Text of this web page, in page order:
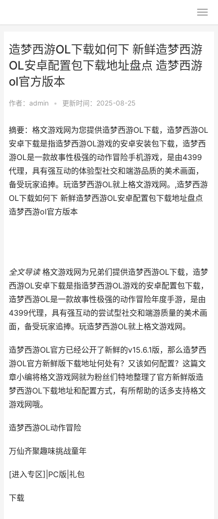
造梦西游OL下载如何下 新鲜造梦西游
OL安卓配置包下载地址盘点 造梦西游
ol官方版本
作者： admin • 更新时间：2025-08-25
摘要：格文游戏网为您提供造梦西游OL下载，造梦西游OL
安卓下载是指造梦西游OL游戏的安卓安装包下载，造梦西
游OL是一款故事性极强的动作冒险手机游戏，是由4399
代理，具有强互动的体验型社交和端游品质的美术画面，
备受玩家追捧。玩造梦西游OL就上格文游戏网。,造梦西游
OL下载如何下 新鲜造梦西游OL安卓配置包下载地址盘点
造梦西游ol官方版本
全文导读格文游戏网为兄弟们提供造梦西游OL下载，造梦
西游OL安卓下载是指造梦西游OL游戏的安卓配置包下载，
造梦西游OL是一款故事性极强的动作冒险年度手游，是由
4399代理，具有强互动的尝试型社交和端游质量的美术画
面，备受玩家追捧。玩造梦西游OL就上格文游戏网。
造梦西游OL官方已经公开了新鲜的v15.6.1版，那么造梦西
游OL官方新鲜版下载地址何处有？又该如何配置？这篇文
章小编将格文游戏网就为粉丝们特地整理了官方新鲜版造
梦西游OL下载地址和配置方式，有所帮助的话多支持格文
游戏网哦。
造梦西游OL动作冒险
万仙齐聚趣味挑战童年
[进入专区] PC版 礼包
下载